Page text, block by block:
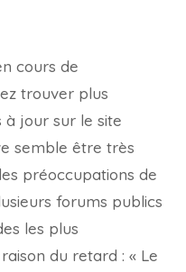
cours de
trouver plus
à jour sur le site
semble être très
préoccupations de
forums publics
les plus
du retard : « Le